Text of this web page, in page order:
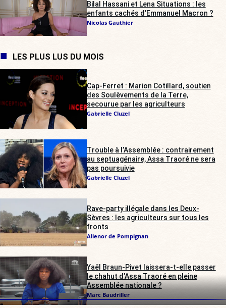
Bilal Hassani et Lena Situations : les
enfants cachés d’Emmanuel Macron ?
Nicolas Gauthier
LES PLUS LUS DU MOIS
Cap-Ferret : Marion Cotillard, soutien
des Soulèvements de la Terre,
secourue par les agriculteurs
Gabrielle Cluzel
Trouble à l’Assemblée : contrairement
au septuagénaire, Assa Traoré ne sera
pas poursuivie
Gabrielle Cluzel
Rave-party illégale dans les Deux-
Sèvres : les agriculteurs sur tous les
fronts
Alienor de Pompignan
Yaël Braun-Pivet laissera-t-elle passer
le chahut d’Assa Traoré en pleine
Assemblée nationale ?
Marc Baudriller